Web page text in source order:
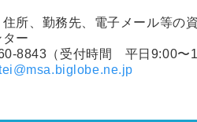
住所、勤務先、電子メール等の
ー
8843（受付時間 平日9:00〜